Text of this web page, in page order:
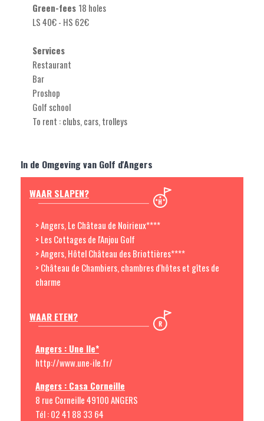
Green-fees 18 holes
LS 40€ - HS 62€
Services
Restaurant
Bar
Proshop
Golf school
To rent : clubs, cars, trolleys
In de Omgeving van Golf d'Angers
WAAR SLAPEN?
> Angers, Le Château de Noirieux****
> Les Cottages de l'Anjou Golf
> Angers, Hôtel Château des Briottières****
> Château de Chambiers, chambres d'hôtes et gîtes de
charme
WAAR ETEN?
Angers : Une Ile*
http://www.une-ile.fr/
Angers : Casa Corneille
8 rue Corneille 49100 ANGERS
Tél : 02 41 88 33 64